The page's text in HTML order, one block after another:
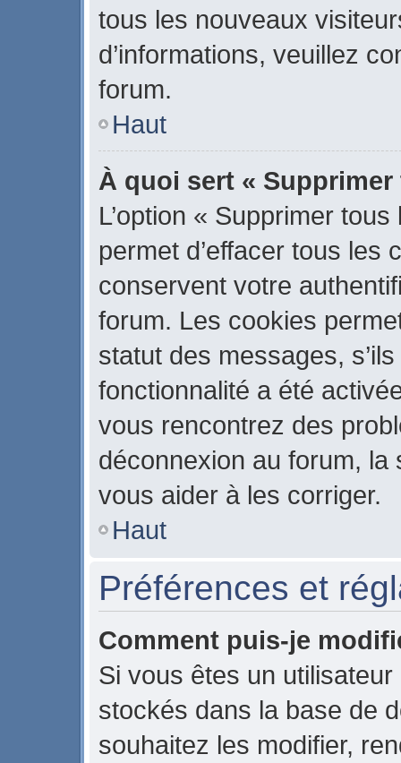
tous les nouveaux
d’informations, veuillez
forum.
Haut
À quoi sert «
L’option « Supprimer
permet d’effacer tous les
conservent votre
forum. Les cookies
statut des messages,
fonctionnalité a été
vous rencontrez des
déconnexion au forum,
vous aider à les corriger.
Haut
Préférences et
Comment puis-je
Si vous êtes un
stockés dans la base de
souhaitez les modifier,